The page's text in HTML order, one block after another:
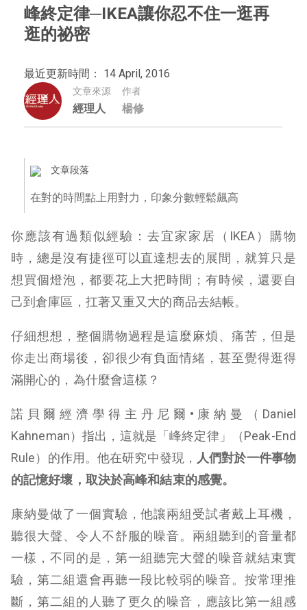
峰終定律─IKEA讓你忍不住一逛再
逛的祕密
最近更新時間： 14 April, 2016
文章來源
經理人
作者
楊修
文章段落
在對的時間點上用對力，印象分數輕鬆飆高
你應該有過類似經驗：去宜家家居（IKEA）購物
時，總是沒有捷徑可以直達想去的展間，就算只是
想買個燈泡，都要花上大把時間；有時候，還要自
己到倉庫區，扛著又重又大的商品去結帳。
仔細想想，整個購物過程是這麼麻煩、痛苦，但是
你走出商場後，卻很少有負面情緒，甚至覺得逛得
滿開心的，為什麼會這樣？
諾貝爾經濟學得主丹尼爾•康納曼（Daniel
Kahneman）指出，這就是「峰終定律」（Peak-End
Rule）的作用。他在研究中發現， 人們對於一件事物
的記憶好壞，取決於高峰和結束的感覺。
康納曼做了一個實驗，他讓兩組受試者戴上耳機，
聽很大聲、令人不舒服的噪音。兩組聽到的音量都
一樣，不同的是，第一組聽完大聲的噪音就結束實
驗，第二組還會再聽一段比較弱的噪音。按常理推
斷，第二組的人聽了更久的噪音，應該比第一組感